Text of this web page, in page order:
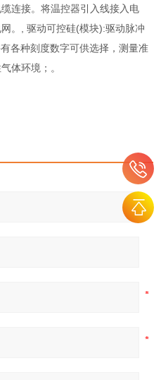
连接。将温控器引入线接入电
。, 驱动可控硅(模块):驱动脉冲
各种刻度数字可供选择，测量准
体环境；。